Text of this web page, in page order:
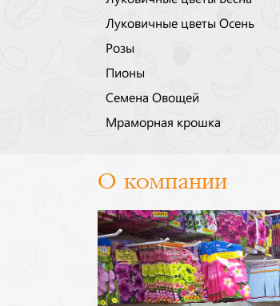
Луковичные цветы Осень
Розы
Пионы
Семена Овощей
Мраморная крошка
О компании